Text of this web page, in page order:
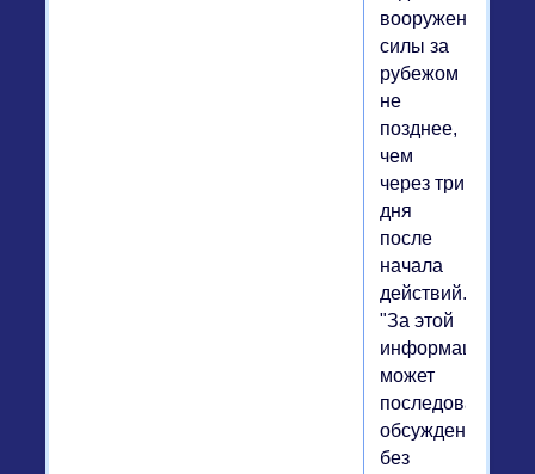
вооруженные
силы за
рубежом
не
позднее,
чем
через три
дня
после
начала
действий.
"За этой
информацией
может
последовать
обсуждение
без